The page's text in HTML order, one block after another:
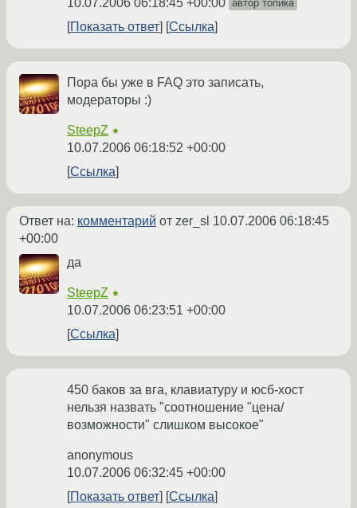
10.07.2006 06:18:45 +00:00 автор топика
Показать ответ Ссылка
Пора бы уже в FAQ это записать,
модераторы :)
SteepZ ★
10.07.2006 06:18:52 +00:00
Ссылка
Ответ на: комментарий от zer_sl 10.07.2006 06:18:45
+00:00
да
SteepZ ★
10.07.2006 06:23:51 +00:00
Ссылка
450 баков за вга, клавиатуру и юсб-хост
нельзя назвать "соотношение "цена/
возможности" слишком высокое"
anonymous
10.07.2006 06:32:45 +00:00
Показать ответ
Ссылка